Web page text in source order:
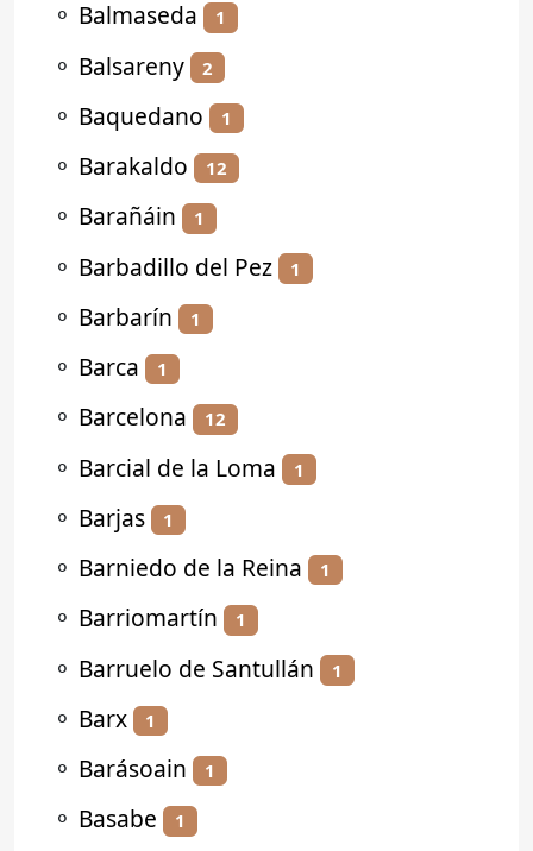
⚬ Balmaseda 1
⚬ Balsareny 2
⚬ Baquedano 1
⚬ Barakaldo 12
⚬ Barañáin 1
⚬ Barbadillo del Pez 1
⚬ Barbarín 1
⚬ Barca 1
⚬ Barcelona 12
⚬ Barcial de la Loma 1
⚬ Barjas 1
⚬ Barniedo de la Reina 1
⚬ Barriomartín 1
⚬ Barruelo de Santullán 1
⚬ Barx 1
⚬ Barásoain 1
⚬ Basabe 1